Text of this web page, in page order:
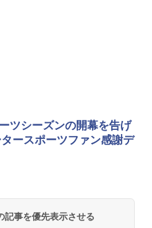
ツシーズンの開幕を告げ
ースポーツファン感謝デ
記事を優先表示させる